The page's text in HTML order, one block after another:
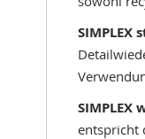
SIMPLEX
SIMPLEX
entspricht